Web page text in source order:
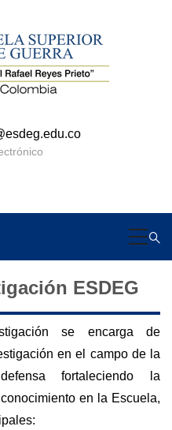
ESDEG
se encarga de
en el campo de la
fortaleciendo la
en la Escuela,